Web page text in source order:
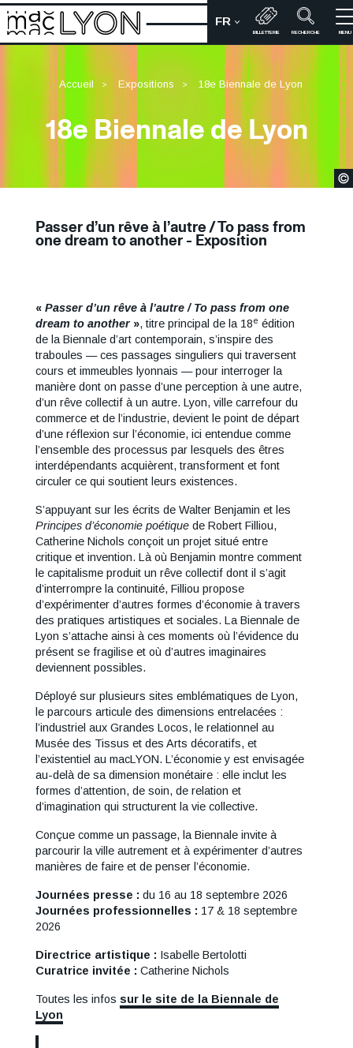
Aller
au
contenu
Bienvenue sur le site du
CHOIX DE LA
FR
BILLETTERIE RECHERCHE MENU
Accueil Expositions 18e Biennale de Lyon
18e Biennale de Lyon
Passer d’un rêve à l’autre / To pass from
one dream to another - Exposition
Contenu
« Passer d’un rêve à l’autre / To pass from one
dream to another », titre principal de la 18e édition
de la Biennale d’art contemporain, s’inspire des
traboules — ces passages singuliers qui traversent
cours et immeubles lyonnais — pour interroger la
manière dont on passe d’une perception à une autre,
d’un rêve collectif à un autre. Lyon, ville carrefour du
commerce et de l’industrie, devient le point de départ
d’une réflexion sur l’économie, ici entendue comme
l’ensemble des processus par lesquels des êtres
interdépendants acquièrent, transforment et font
circuler ce qui soutient leurs existences.
S’appuyant sur les écrits de Walter Benjamin et les
Principes d’économie poétique de Robert Filliou,
Catherine Nichols conçoit un projet situé entre
critique et invention. Là où Benjamin montre comment
le capitalisme produit un rêve collectif dont il s’agit
d’interrompre la continuité, Filliou propose
d’expérimenter d’autres formes d’économie à travers
des pratiques artistiques et sociales. La Biennale de
Lyon s’attache ainsi à ces moments où l’évidence du
présent se fragilise et où d’autres imaginaires
deviennent possibles.
Déployé sur plusieurs sites emblématiques de Lyon,
le parcours articule des dimensions entrelacées :
l’industriel aux Grandes Locos, le relationnel au
Musée des Tissus et des Arts décoratifs, et
l’existentiel au macLYON. L’économie y est envisagée
au-delà de sa dimension monétaire : elle inclut les
formes d’attention, de soin, de relation et
d’imagination qui structurent la vie collective.
Conçue comme un passage, la Biennale invite à
parcourir la ville autrement et à expérimenter d’autres
manières de faire et de penser l’économie.
Journées presse : du 16 au 18 septembre 2026
Journées professionnelles : 17 & 18 septembre
2026
Directrice artistique : Isabelle Bertolotti
Curatrice invitée : Catherine Nichols
Toutes les infos sur le site de la Biennale de
Lyon